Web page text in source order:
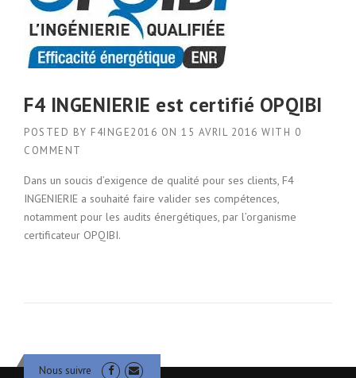
F4 INGENIERIE est certifié OPQIBI
POSTED BY F4INGE2016 ON 15 AVRIL 2016 WITH 0
COMMENT
Dans un soucis d’exigence de qualité pour ses clients, F4
INGENIERIE a souhaité faire valider ses compétences,
notamment pour les audits énergétiques, par l’organisme
certificateur OPQIBI.
Nous suivre